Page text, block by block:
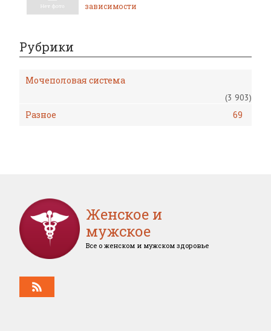
зависимости
Рубрики
Мочеполовая система
(3 903)
Разное 69
Женское и
мужское
Все о женском и мужском здоровье